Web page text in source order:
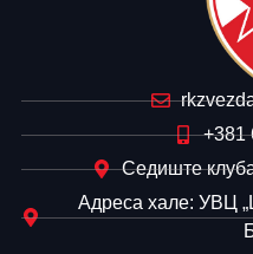
+381
Седиште
Адреса хале: УВЦ